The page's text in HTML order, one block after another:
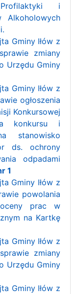
i
Alkoholowych
Gminy Iłów z
zmiany
Urzędu Gminy
Gminy Iłów z
ogłoszenia
Konkursowej
konkursu i
stanowisko
ds. ochrony
odpadami
1
Gminy Iłów z
powolania
prac w
na Kartkę
Gminy Iłów z
zmiany
Urzędu Gminy
Gminy Iłów z